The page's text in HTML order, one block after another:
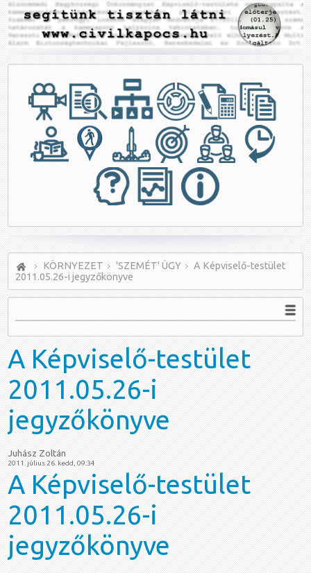
KÖRNYEZET 'SZEMÉT' ÜGY
A Képviselő-testület
2011.05.26-i jegyzőkönyve
A Képviselő-testület
2011.05.26-i
jegyzőkönyve
Juhász Zoltán
2011. július 26. kedd, 09:34
A Képviselő-testület
2011.05.26-i
jegyzőkönyve